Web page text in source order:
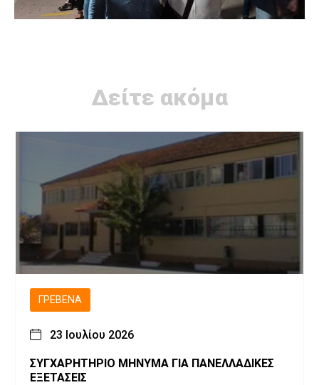
Δείτε ακόμα
ΓΡΕΒΕΝΆ
23 Ιουλίου 2026
ΣΥΓΧΑΡΗΤΗΡΙΟ ΜΗΝΥΜΑ ΓΙΑ ΠΑΝΕΛΛΑΔΙΚΕΣ
ΕΞΕΤΑΣΕΙΣ